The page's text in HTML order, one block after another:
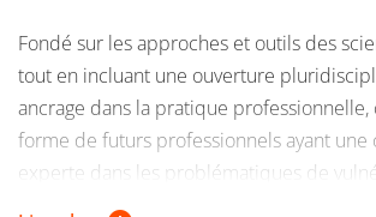
Fondé sur les approches et outils des
tout en incluant une ouverture
ancrage dans la pratique professionnelle,
forme de futurs professionnels ayant une
experte dans les problématiques de
grand âge, au handicap ou aux questions